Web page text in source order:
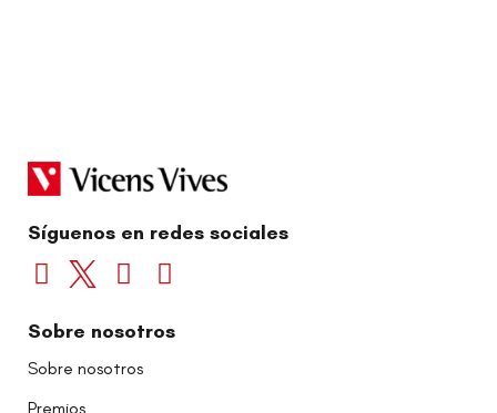
Síguenos en redes sociales
Sobre nosotros
Sobre nosotros
Premios